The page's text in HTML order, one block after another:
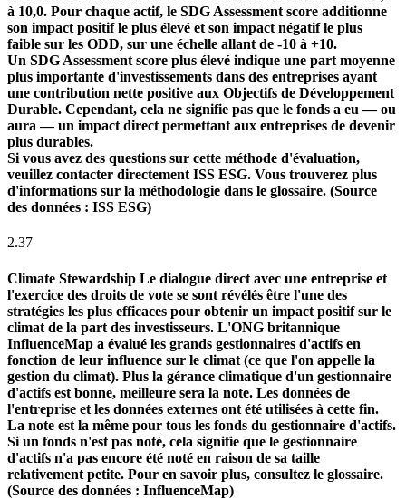
à 10,0. Pour chaque actif, le SDG Assessment score additionne
son impact positif le plus élevé et son impact négatif le plus
faible sur les ODD, sur une échelle allant de -10 à +10.
Un SDG Assessment score plus élevé indique une part moyenne
plus importante d'investissements dans des entreprises ayant
une contribution nette positive aux Objectifs de Développement
Durable. Cependant, cela ne signifie pas que le fonds a eu — ou
aura — un impact direct permettant aux entreprises de devenir
plus durables.
Si vous avez des questions sur cette méthode d'évaluation,
veuillez contacter directement ISS ESG. Vous trouverez plus
d'informations sur la méthodologie dans le glossaire. (Source
des données : ISS ESG)
2.37
Climate Stewardship Le dialogue direct avec une entreprise et
l'exercice des droits de vote se sont révélés être l'une des
stratégies les plus efficaces pour obtenir un impact positif sur le
climat de la part des investisseurs. L'ONG britannique
InfluenceMap a évalué les grands gestionnaires d'actifs en
fonction de leur influence sur le climat (ce que l'on appelle la
gestion du climat). Plus la gérance climatique d'un gestionnaire
d'actifs est bonne, meilleure sera la note. Les données de
l'entreprise et les données externes ont été utilisées à cette fin.
La note est la même pour tous les fonds du gestionnaire d'actifs.
Si un fonds n'est pas noté, cela signifie que le gestionnaire
d'actifs n'a pas encore été noté en raison de sa taille
relativement petite. Pour en savoir plus, consultez le glossaire.
(Source des données : InfluenceMap)